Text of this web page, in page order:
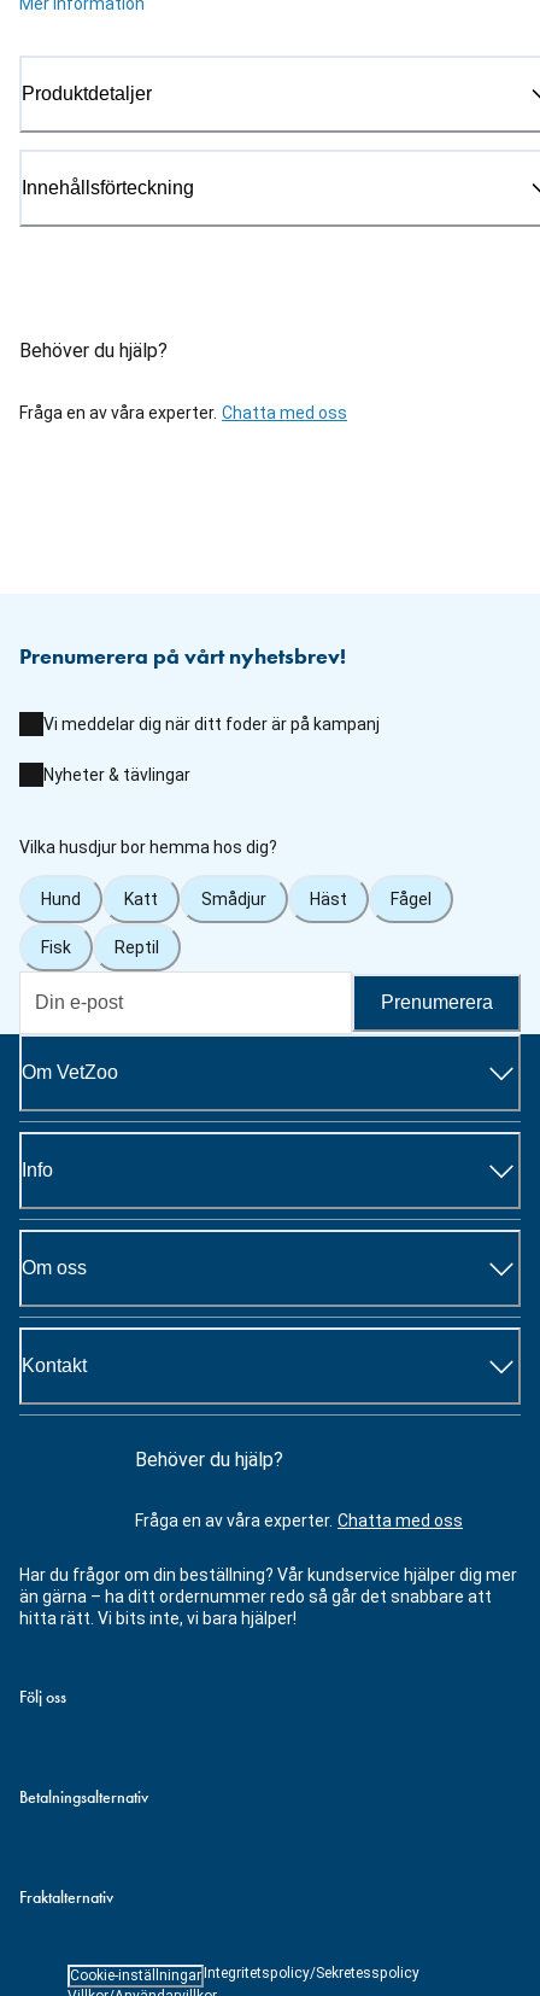
Produktdetaljer
Innehållsförteckning
Behöver du hjälp?
Fråga en av våra experter. Chatta med oss
Prenumerera på vårt nyhetsbrev!
Vi meddelar dig när ditt foder är på kampanj
Nyheter & tävlingar
Vilka husdjur bor hemma hos dig?
Hund Katt Smådjur Häst Fågel
Fisk Reptil
Prenumerera
Om VetZoo
Info
Om oss
Kontakt
Behöver du hjälp?
Fråga en av våra experter. Chatta med oss
Har du frågor om din beställning? Vår kundservice hjälper dig mer
än gärna – ha ditt ordernummer redo så går det snabbare att
hitta rätt. Vi bits inte, vi bara hjälper!
Följ oss
Betalningsalternativ
Fraktalternativ
Cookie-inställningar Integritetspolicy/Sekretesspolicy